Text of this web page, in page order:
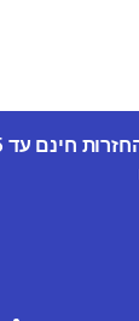
עד 365 ימים ממועד הרכישה